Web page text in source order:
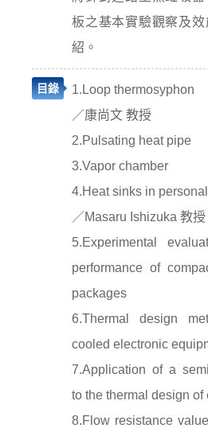
板之基本實驗觀察及
紹。
目錄
1.Loop thermosyphon
／康尚文 教授
2.Pulsating heat pipe
3.Vapor chamber
4.Heat sinks in
／Masaru Ishizuka 教授
5.Experimental
performance of
packages
6.Thermal design
cooled electronic
7.Application of a
to the thermal design
8.Flow resistance